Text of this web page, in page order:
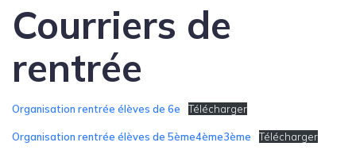
Courriers de
rentrée
Organisation rentrée élèves de 6e Télécharger
Organisation rentrée élèves de 5ème4ème3ème Télécharger